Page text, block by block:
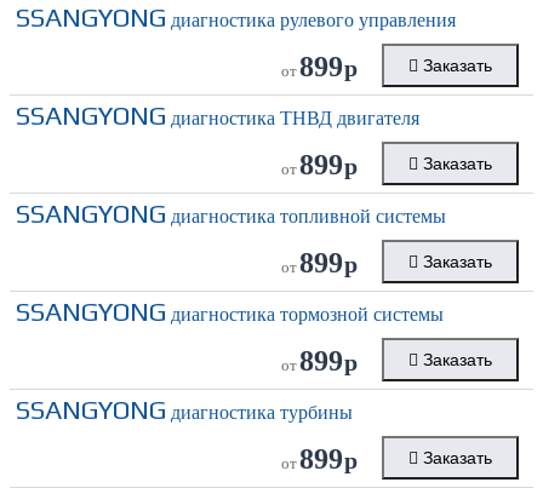
SSANGYONG диагностика рулевого управления
от899р Заказать
SSANGYONG диагностика ТНВД двигателя
от899р Заказать
SSANGYONG диагностика топливной системы
от899р Заказать
SSANGYONG диагностика тормозной системы
от899р Заказать
SSANGYONG диагностика турбины
от899р Заказать